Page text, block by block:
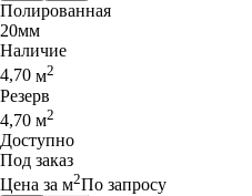
Полированная
20мм
Наличие
4,70 м2
Резерв
4,70 м2
Доступно
Под заказ
Цена за м2По запросу